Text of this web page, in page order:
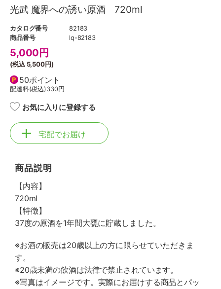
光武 魔界への誘い原酒 720ml
カタログ番号
82183
商品番号
lq-82183
5,000 円
(税込 5,500円)
50ポイント
配達料(税込)330円
お気に入りに登録する
宅配でお届け
商品説明
【内容】
720ml
【特徴】
37度の原酒を1年間大甕に貯蔵しました。
※お酒の販売は20歳以上の方に限らせていただきま
す。
※20歳未満の飲酒は法律で禁止されています。
※写真はイメージです。実際にお届けする商品とパッ